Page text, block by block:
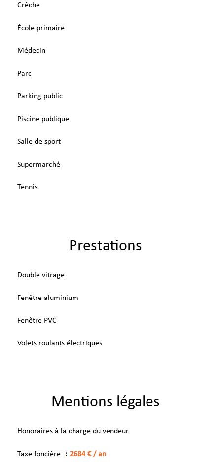
Crèche
École primaire
Médecin
Parc
Parking public
Piscine publique
Salle de sport
Supermarché
Tennis
Prestations
Double vitrage
Fenêtre aluminium
Fenêtre PVC
Volets roulants électriques
Mentions légales
Honoraires à la charge du vendeur
Taxe foncière 2684 € / an